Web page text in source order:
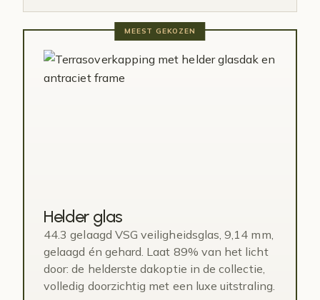
MEEST GEKOZEN
Helder glas
44.3 gelaagd VSG veiligheidsglas, 9,14 mm,
gelaagd én gehard. Laat 89% van het licht
door: de helderste dakoptie in de collectie,
volledig doorzichtig met een luxe uitstraling.